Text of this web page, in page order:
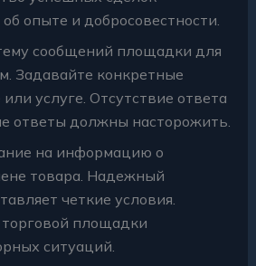
опыте и добросовестности.
сообщений площадки для
Задавайте конкретные
услуге. Отсутствие ответа
ответы должны насторожить.
на информацию о
товара. Надежный
четкие условия.
площадки
ситуаций.